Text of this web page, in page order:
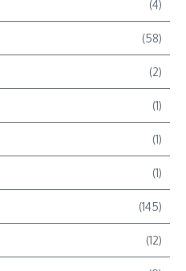
(4)
(58)
(2)
(1)
(1)
(1)
(145)
(12)